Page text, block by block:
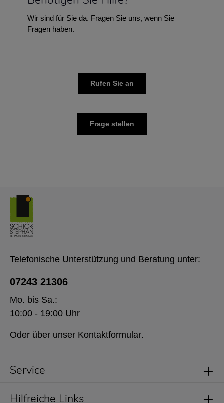
Wir sind für Sie da. Fragen Sie uns, wenn Sie
Fragen haben.
Rufen Sie an
Frage stellen
Service
Telefonische Unterstützung und Beratung unter:
07243 21306
Mo. bis Sa.:
10:00 - 19:00 Uhr
Oder über unser Kontaktformular.
Hilfreiche Links